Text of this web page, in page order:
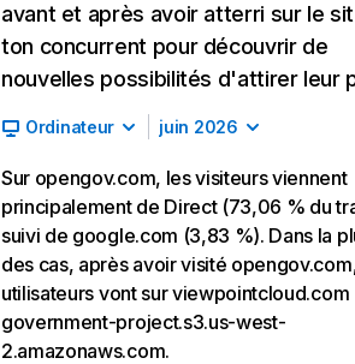
avant et après avoir atterri sur le
ton concurrent pour découvrir de
nouvelles possibilités d'attirer leur
Ordinateur juin 2026
Sur opengov.com, les visiteurs viennent
principalement de Direct (73,06 % du
suivi de google.com (3,83 %). Dans la
des cas, après avoir visité
utilisateurs vont sur viewpointcloud.com
government-project.s3.us-west-
2.amazonaws.com.